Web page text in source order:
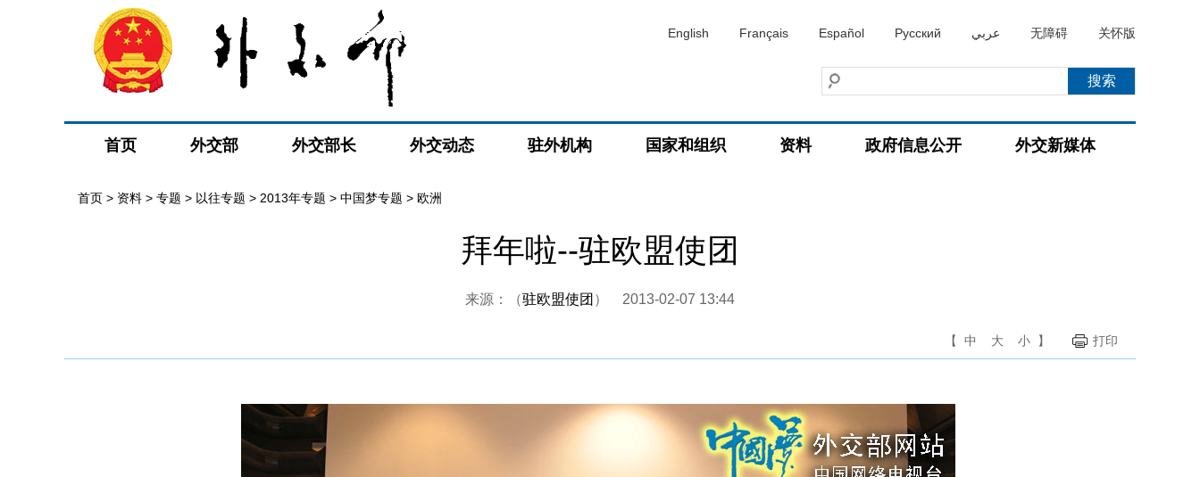
English Français Español Русский عربي 无障碍 关怀版
首页 外交部 外交部长 外交动态 驻外机构 国家和组织 资料 政府信息公开 外交新媒体
首页 > 资料 > 专题 > 以往专题 > 2013年专题 > 中国梦专题 > 欧洲
拜年啦--驻欧盟使团
来源：（驻欧盟使团 ） 2013-02-07 13:44
【 中 大 小 】 打印